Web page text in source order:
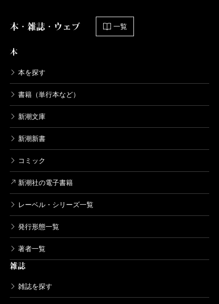
本・雑誌・ウェブ 一覧
本
本を探す
書籍（単行本など）
新潮文庫
新潮新書
コミック
新潮社の電子書籍
レーベル・シリーズ一覧
発行形態一覧
著者一覧
雑誌
雑誌を探す